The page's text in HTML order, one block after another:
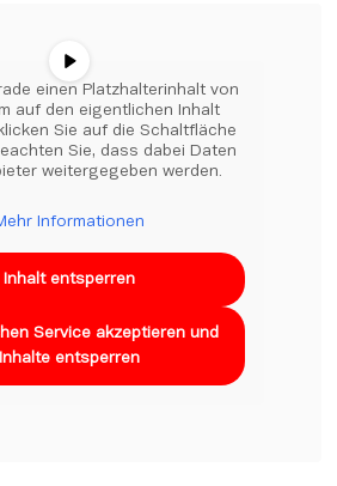
auf den eigentlichen Inhalt
Sie auf die Schaltfläche
Sie, dass dabei Daten
weitergegeben werden.
Informationen
Inhalt entsperren
Service akzeptieren und
Inhalte entsperren